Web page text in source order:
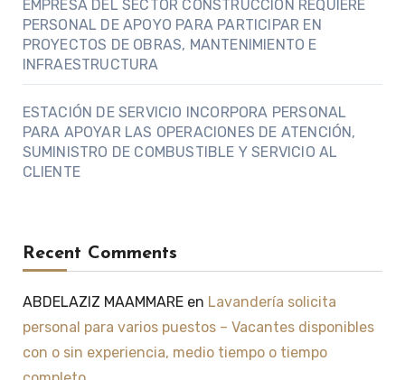
EMPRESA DEL SECTOR CONSTRUCCIÓN REQUIERE
PERSONAL DE APOYO PARA PARTICIPAR EN
PROYECTOS DE OBRAS, MANTENIMIENTO E
INFRAESTRUCTURA
ESTACIÓN DE SERVICIO INCORPORA PERSONAL
PARA APOYAR LAS OPERACIONES DE ATENCIÓN,
SUMINISTRO DE COMBUSTIBLE Y SERVICIO AL
CLIENTE
Recent Comments
ABDELAZIZ MAAMMAREen Lavandería solicita
personal para varios puestos – Vacantes disponibles
con o sin experiencia, medio tiempo o tiempo